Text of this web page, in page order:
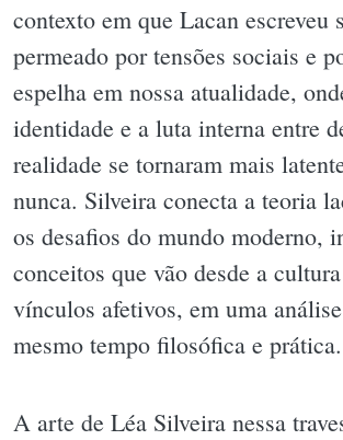
contexto em que Lacan escreveu
permeado por tensões sociais e
espelha em nossa atualidade,
identidade e a luta interna entre
realidade se tornaram mais
nunca. Silveira conecta a teoria
os desafios do mundo moderno,
conceitos que vão desde a
vínculos afetivos, em uma
mesmo tempo filosófica e prática.
A arte de Léa Silveira nessa